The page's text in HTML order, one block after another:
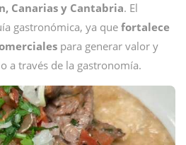
Canarias y Cantabria. El
gastronómica, ya que fortalece
para generar valor y
a través de la gastronomía.